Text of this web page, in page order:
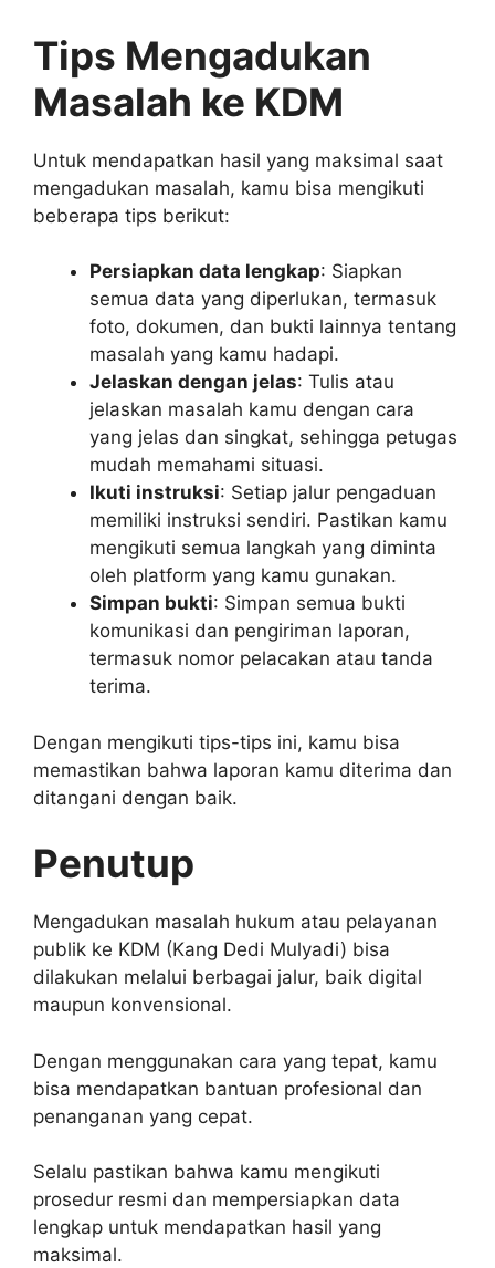
Tips Mengadukan
Masalah ke KDM
Untuk mendapatkan hasil yang maksimal saat
mengadukan masalah, kamu bisa mengikuti
beberapa tips berikut:
Persiapkan data lengkap: Siapkan
semua data yang diperlukan, termasuk
foto, dokumen, dan bukti lainnya tentang
masalah yang kamu hadapi.
Jelaskan dengan jelas: Tulis atau
jelaskan masalah kamu dengan cara
yang jelas dan singkat, sehingga petugas
mudah memahami situasi.
Ikuti instruksi: Setiap jalur pengaduan
memiliki instruksi sendiri. Pastikan kamu
mengikuti semua langkah yang diminta
oleh platform yang kamu gunakan.
Simpan bukti: Simpan semua bukti
komunikasi dan pengiriman laporan,
termasuk nomor pelacakan atau tanda
terima.
Dengan mengikuti tips-tips ini, kamu bisa
memastikan bahwa laporan kamu diterima dan
ditangani dengan baik.
Penutup
Mengadukan masalah hukum atau pelayanan
publik ke KDM (Kang Dedi Mulyadi) bisa
dilakukan melalui berbagai jalur, baik digital
maupun konvensional.
Dengan menggunakan cara yang tepat, kamu
bisa mendapatkan bantuan profesional dan
penanganan yang cepat.
Selalu pastikan bahwa kamu mengikuti
prosedur resmi dan mempersiapkan data
lengkap untuk mendapatkan hasil yang
maksimal.